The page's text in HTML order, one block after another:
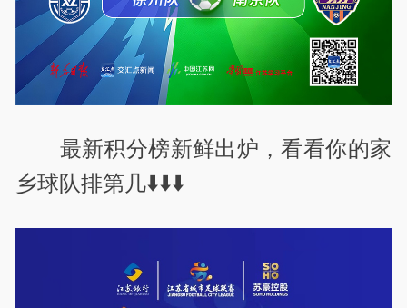
最新积分榜新鲜出炉，看看你的家
乡球队排第几⬇️⬇️⬇️